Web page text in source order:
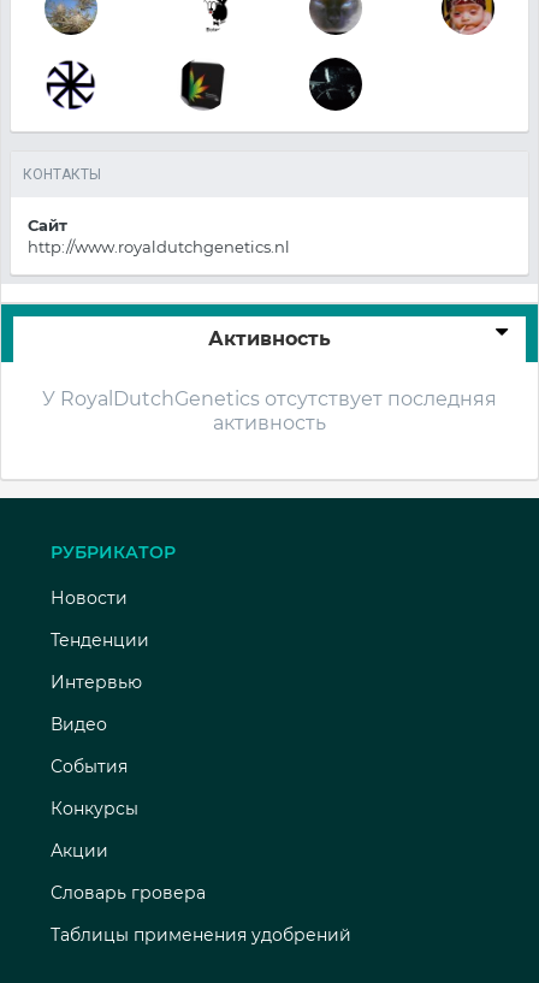
КОНТАКТЫ
Сайт
http://www.royaldutchgenetics.nl
Активность
У RoyalDutchGenetics отсутствует последняя
активность
РУБРИКАТОР
Новости
Тенденции
Интервью
Видео
События
Конкурсы
Акции
Словарь гровера
Таблицы применения удобрений